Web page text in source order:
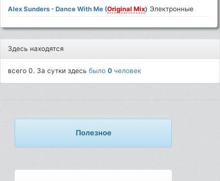
Alex Sunders - Dance With Me (Original Mix) Электронные
Здесь находятся
всего 0. За сутки здесьбыло0 человек
Полезное